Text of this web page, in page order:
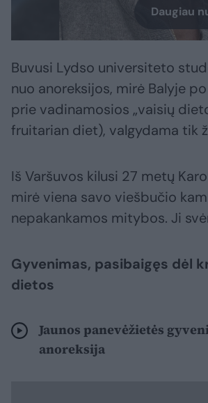
Daugiau
Buvusi Lydso universiteto
nuo anoreksijos, mirė Balyje
prie vadinamosios „vaisių
fruitarian diet), valgydama tik
Iš Varšuvos kilusi 27 metų
mirė viena savo viešbučio
nepakankamos mitybos. Ji
Gyvenimas, pasibaigęs dėl
dietos
Jaunos panevėžietės
anoreksija